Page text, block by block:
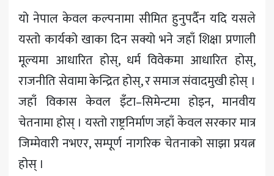
यो नेपाल केवल कल्पनामा सीमित हुनुपर्दैन यदि यसले
यस्तो कार्यको खाका दिन सक्यो भने जहाँ शिक्षा प्रणाली
मूल्यमा आधारित होस्, धर्म विवेकमा आधारित होस्,
राजनीति सेवामा केन्द्रित होस्, र समाज संवादमुखी होस् ।
जहाँ विकास केवल इँटा–सिमेन्टमा होइन, मानवीय
चेतनामा होस् । यस्तो राष्ट्रनिर्माण जहाँ केवल सरकार मात्र
जिम्मेवारी नभएर, सम्पूर्ण नागरिक चेतनाको साझा प्रयत्न
होस् ।